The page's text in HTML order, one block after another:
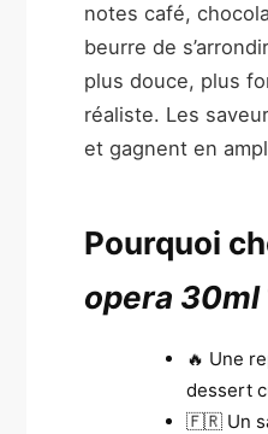
notes café,
beurre de
plus douce, plus
réaliste. Les
et gagnent en
Pourquoi
opera 30ml
🔥 Une
dessert
🇫🇷 Un